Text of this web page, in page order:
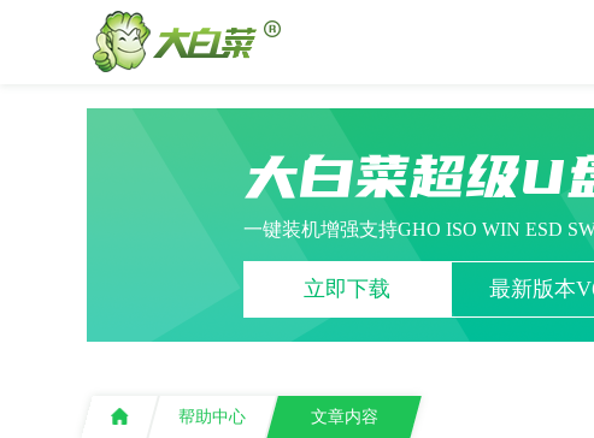
大白菜超级U
一键装机增强支持GHO ISO WIN ESD
立即下载 最新版本
帮助中心 文章内容